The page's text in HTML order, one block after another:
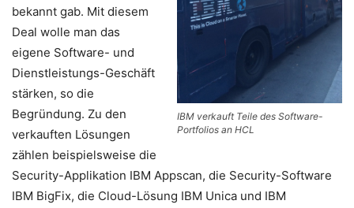
IBM verkauft Teile des Software-
Portfolios an HCL
bekannt gab. Mit diesem
Deal wolle man das
eigene Software- und
Dienstleistungs-Geschäft
stärken, so die
Begründung. Zu den
verkauften Lösungen
zählen beispielsweise die
Security-Applikation IBM Appscan, die Security-Software
IBM BigFix, die Cloud-Lösung IBM Unica und IBM